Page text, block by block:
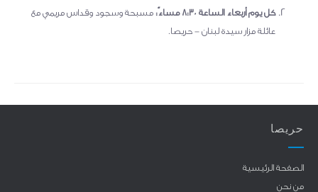
كل يوم أربعاء الساعة 8:30 مساءً:
مسبحة وسجود وقداس مريمي مع
عائلة مزار سيدة لبنان - حريصا.
حريصا
الصفحة الرئيسية
من نحن